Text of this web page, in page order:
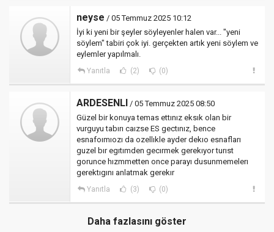
neyse / 05 Temmuz 2025 10:12
İyi ki yeni bir şeyler söyleyenler halen var... "yeni
söylem" tabiri çok iyi. gerçekten artık yeni söylem ve
eylemler yapılmalı.
Yanıtla (2) (0)
ARDESENLI / 05 Temmuz 2025 08:50
Güzel bir konuya temas ettınız eksık olan bir
vurguyu tabırı caızse ES gectınız, bence
esnafoımıozı da ozellıkle ayder dekıo esnafları
guzel bır egıtımden gecırmek gerekıyor turıst
gorunce hızmmetten once parayı dusunmemelerı
gerektıgını anlatmak gerekır
Yanıtla (3) (0)
Daha fazlasını göster